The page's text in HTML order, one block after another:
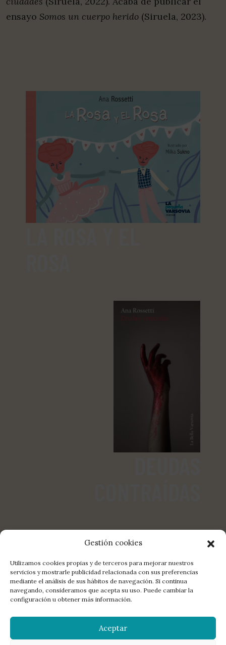
Gestión cookies
Utilizamos cookies propias y de terceros para mejorar nuestros
servicios y mostrarle publicidad relacionada con sus preferencias
mediante el análisis de sus hábitos de navegación. Si continua
navegando, consideramos que acepta su uso. Puede cambiar la
configuración u obtener más información.
Aceptar
ensayo Somos un cuerpo herido (Siruela, 2023).
COMPARTE:FACEBOOKTWITTERE-MAIL
LA EDITORIAL DISTRIBUCIÓN
NEWSLETTER
CONTACTO
AGENDA
LIBROS
© 2026 La Bella Varsovia. All rights reserved.Aviso legal,política de